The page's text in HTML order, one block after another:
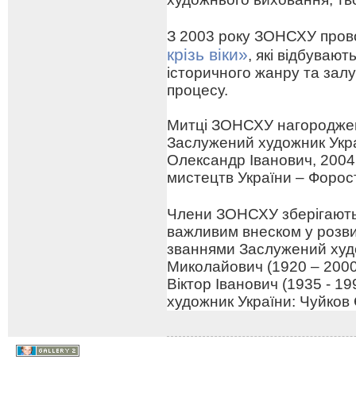
З 2003 року ЗОНСХУ
крізь віки», які
історичного жанру та
процесу.
Митці ЗОНСХУ
Заслужений художник
Олександр Іванович,
мистецтв України –
Члени ЗОНСХУ
важливим внеском у
званнями Заслужений
Миколайович (1920 –
Віктор Іванович (1935 -
художник України: